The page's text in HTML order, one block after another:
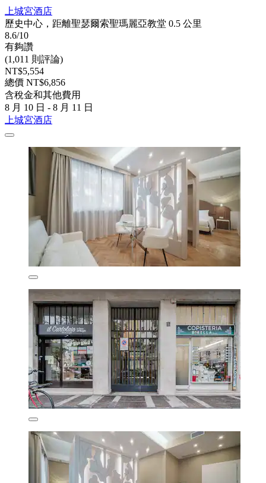
上城宮酒店
歷史中心，距離聖瑟爾索聖瑪麗亞教堂 0.5 公里
8.6/10
有夠讚
(1,011 則評論)
NT$5,554
總價 NT$6,856
含稅金和其他費用
8 月 10 日 - 8 月 11 日
上城宮酒店